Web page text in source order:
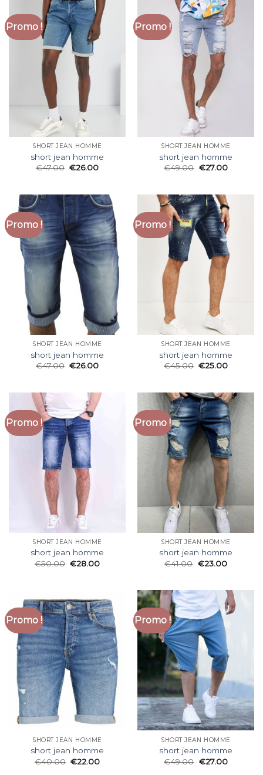
Promo !
SHORT JEAN HOMME
short jean homme
€47.00 €26.00
Promo !
SHORT JEAN HOMME
short jean homme
€49.00 €27.00
Promo !
SHORT JEAN HOMME
short jean homme
€47.00 €26.00
Promo !
SHORT JEAN HOMME
short jean homme
€45.00 €25.00
Promo !
SHORT JEAN HOMME
short jean homme
€50.00 €28.00
Promo !
SHORT JEAN HOMME
short jean homme
€41.00 €23.00
Promo !
SHORT JEAN HOMME
short jean homme
€40.00 €22.00
Promo !
SHORT JEAN HOMME
short jean homme
€49.00 €27.00